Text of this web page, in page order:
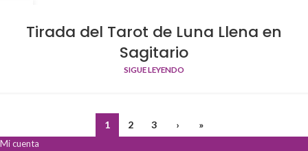
Tirada del Tarot de Luna Llena en
Sagitario
SIGUE LEYENDO
1 2 3 › »
Mi cuenta